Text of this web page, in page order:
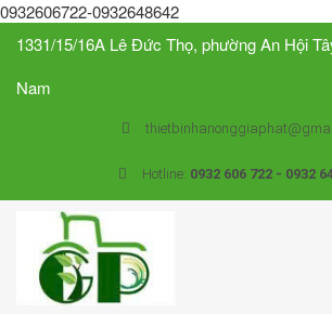
0932606722-0932648642
1331/15/16A Lê Đức Thọ, phường An Hội
Nam
Hotline: 0932 606 722 - 0932